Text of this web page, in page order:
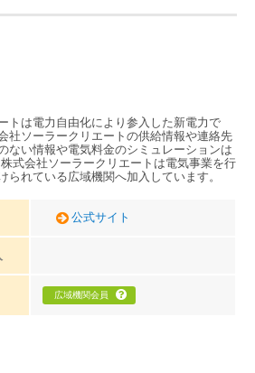
トは電力自由化により参入した新電力で
社ソーラークリエートの供給情報や連絡先
ない情報や電気料金のシミュレーションは
式会社ソーラークリエートは電気事業を行
られている広域機関へ加入しています。
公式サイト
広域機関会員